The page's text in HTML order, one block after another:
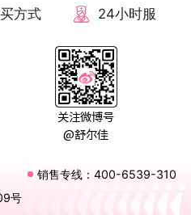
方式
24小时服
关注微博号
@舒尔佳
销售专线：400-6539-310
号